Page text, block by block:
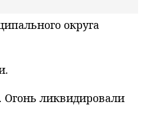
округа
Огонь ликвидировали